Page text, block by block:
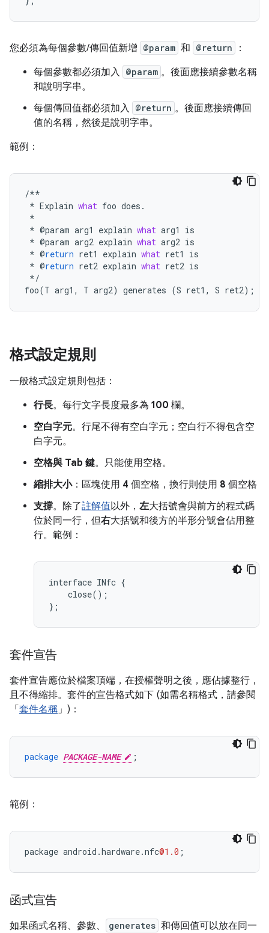
您必須為每個參數/傳回值新增 @param 和 @return
：
每個參數都必須加入 @param 。後面應接續參數名稱
和說明字串。
每個傳回值都必須加入 @return 。後面應接續傳回
值的名稱，然後是說明字串。
範例：
/**
* Explain what foo does .
*
* @param arg1 explain what arg1
is
* @param arg2 explain what arg2 is
* @return ret1 explain what ret1
is
* @return ret2 explain what ret2 is
*/
foo(T arg1 , T arg2) generates (S ret1 , S ret2);
格式設定規則
一般格式設定規則包括：
行長。每行文字長度最多為 100 欄。
空白字元。行尾不得有空白字元；空白行不得包含空
白字元。
空格與 Tab 鍵。只能使用空格。
縮排大小：區塊使用 4 個空格，換行則使用 8 個空格
支撐。除了註解值以外， 左大括號會與前方的程式碼
位於同一行，但右大括號和後方的半形分號會佔用整
行。範例：
interface INfc {
    close();
};
套件宣告
套件宣告應位於檔案頂端，在授權聲明之後，應佔據整行，
且不得縮排。套件的宣告格式如下 (如需名稱格式，請參閱
「 套件名稱」)：
package PACKAGE-NAME ;
範例：
package android .hardware.nfc@1.0 ;
函式宣告
如果函式名稱、參數、 generates 和傳回值可以放在同一